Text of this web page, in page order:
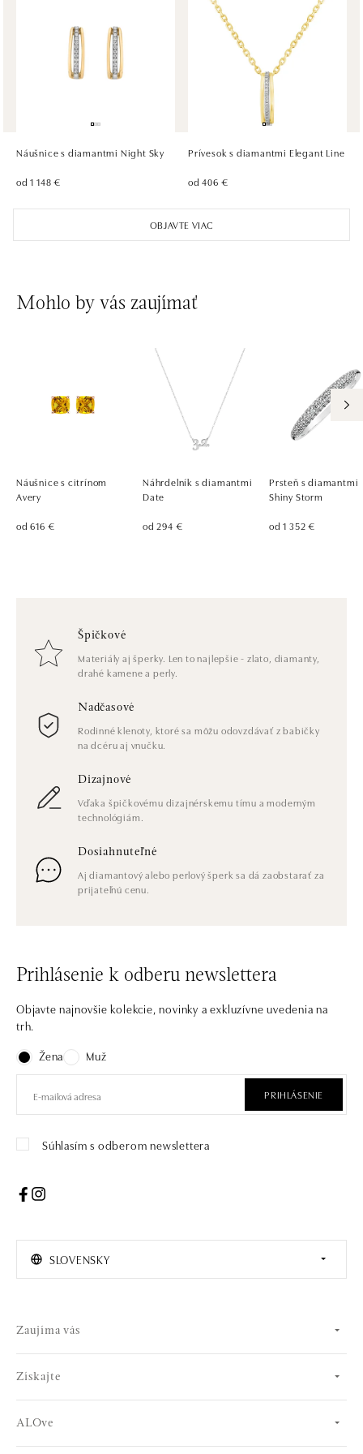
U Dálnice 777, 664 42 Brno
tel.: +420604389337
dnes otvorené do 21:00
ALOve Westfield Černý most, Praha 9
Chlumecká 765/6, 198 19 Praha 9
dnes otvorené do 21:00
ALOve Westfield, Praha 4 - Chodov
Roztylská 2321/19, 148 00 Praha 4 - Chodov
tel.: +420730524389
OBJAVTE VIAC
Náušnice s diamantmi Night Sky
od 1 148 €
Prívesok s diamantmi Elegant Line
od 406 €
Mohlo by vás zaujímať
Náušnice s citrínom
Avery
od 616 €
Náhrdelník s diamantmi
Date
od 294 €
Prsteň s diamantmi
Shiny Storm
od 1 352 €
Špičkové
Materiály aj šperky. Len to najlepšie - zlato, diamanty,
drahé kamene a perly.
Nadčasové
Rodinné klenoty, ktoré sa môžu odovzdávať z babičky
na dcéru aj vnučku.
Dizajnové
Vďaka špičkovému dizajnérskemu tímu a moderným
technológiám.
Dosiahnuteľné
Aj diamantový alebo perlový šperk sa dá zaobstarať za
prijateľnú cenu.
Prihlásenie k odberu newslettera
Objavte najnovšie kolekcie, novinky a exkluzívne uvedenia na
trh.
Žena
Muž
PRIHLÁSENIE
Súhlasím s odberom newslettera
SLOVENSKY
Zaujíma vás
Získajte
ALOve